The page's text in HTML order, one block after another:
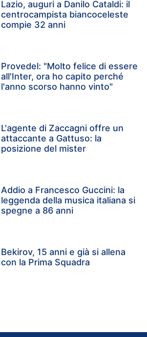
Lazio, auguri a Danilo Cataldi: il
centrocampista biancoceleste
compie 32 anni
Provedel: "Molto felice di essere
all'Inter, ora ho capito perché
l'anno scorso hanno vinto"
L'agente di Zaccagni offre un
attaccante a Gattuso: la
posizione del mister
Addio a Francesco Guccini: la
leggenda della musica italiana si
spegne a 86 anni
Bekirov, 15 anni e già si allena
con la Prima Squadra